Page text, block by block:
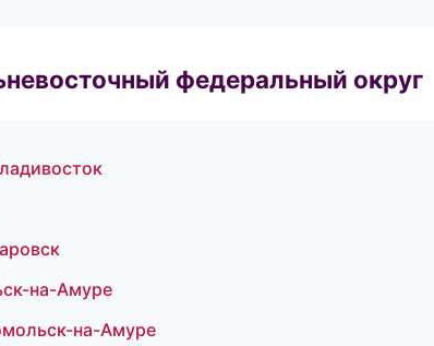
федеральный округ
на-Амуре
на-Амуре